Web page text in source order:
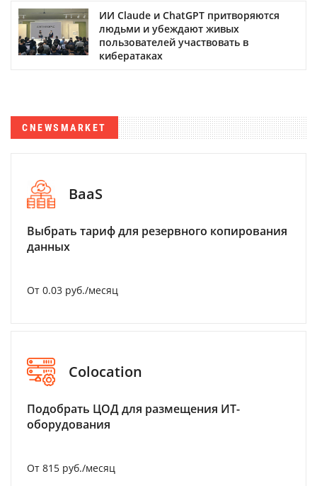
ИИ Claude и ChatGPT притворяются
людьми и убеждают живых
пользователей участвовать в
кибератаках
CNEWSMARKET
BaaS
Выбрать тариф для резервного копирования
данных
От 0.03 руб./месяц
Colocation
Подобрать ЦОД для размещения ИТ-
оборудования
От 815 руб./месяц